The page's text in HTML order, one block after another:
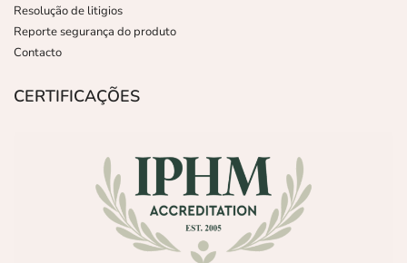
Resolução de litigios
Reporte segurança do produto
Contacto
CERTIFICAÇÕES